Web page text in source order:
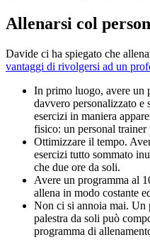
Allenarsi col
Davide ci ha spiegato che
vantaggi di rivolgersi ad un
In primo luogo, avere un
davvero personalizzato e
esercizi in maniera
fisico: un personal trainer
Ottimizzare il tempo.
esercizi tutto sommato
che due ore da soli.
Avere un programma al
allena in modo costante
Non ci si annoia mai. Un
palestra da soli può
programma di